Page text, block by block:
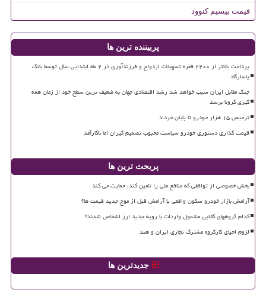
قیمت بیسیم کنوود
پربیننده ترین ها
پرداخت بالاتر از ۲۲۰۰ فقره تسهیلات ازدواج و فرزندآوری در ۲ ماه ابتدایی سال توسط بانک
پاسارگاد
جنگ مقابل ایران سبب خواهد شد رشد اقتصادی جهان به ضعیف ترین سطح خود از زمان همه
گیری کرونا برسد
ترخیص ۱۵ هزار خودرو تا پایان خرداد
قیمت گذاری دستوری خودرو سیاست محبوب تصمیم گیران اما ناکارآمد
پربحث ترین ها
بخش خصوصی از توافقی که منافع ملی را تامین کند، حمایت می کند
آرامش بازار خودرو سکون واقعی یا آرامش قبل از موج جدید قیمت ها؟
کدام گروههای کالایی مشمول واردات با رویه جدید ارز اشخاص شدند؟
لزوم احیای کارگروه مشترک تجاری ایران و هند
جدیدترین ها